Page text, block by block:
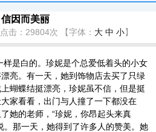
信因而美丽
点击： 29804次 【字体： 大 中 小】
是白的。珍妮是个总爱低着头的小女
亮。有一天，她到饰物店去买了只绿
蝴蝶结挺漂亮，珍妮虽不信，但是挺
家看看，出门与人撞了一下都没在
她的老师，“珍妮，你昂起头来真
。那一天，她得到了许多人的赞美。她